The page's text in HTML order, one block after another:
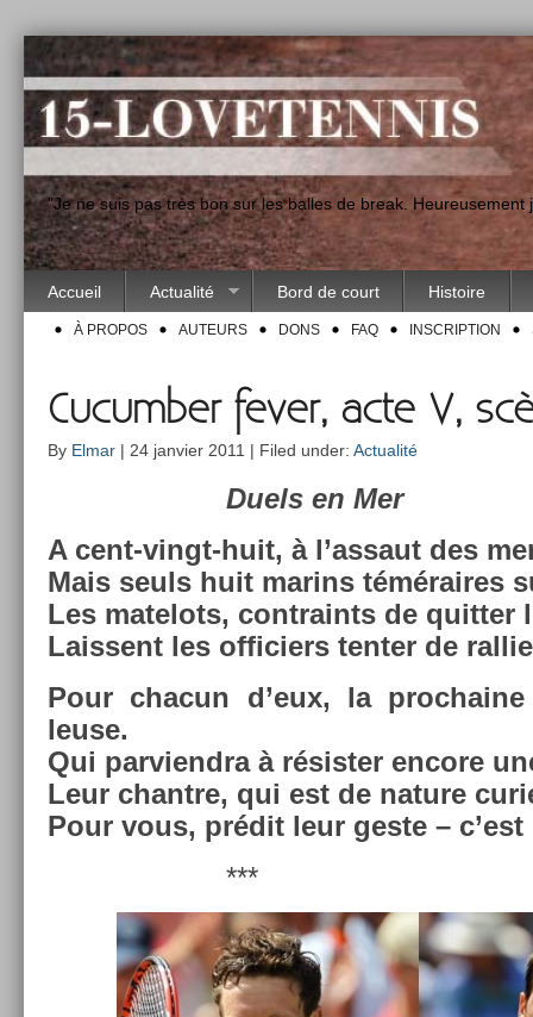
"Je ne suis pas très bon sur les balles de break.
Accueil Actualité Bord de court Histoire
À PROPOS AUTEURS DONS FAQ INSCRIPTION
Cucumber fever, acte V,
By Elmar | 24 janvier 2011 | Filed under: Actualité
Duels en Mer
A cent-vingt-huit, à l’as­saut des
Mais seuls huit marins téméraires
Les matelots, contra­ints de quitt­er
Lais­sent les of­fici­ers tent­er de
Pour chacun d’eux, la
leuse.
Qui par­viendra à résist­er en­core
Leur chantre, qui est de na­ture
Pour vous, prédit leur geste –
***